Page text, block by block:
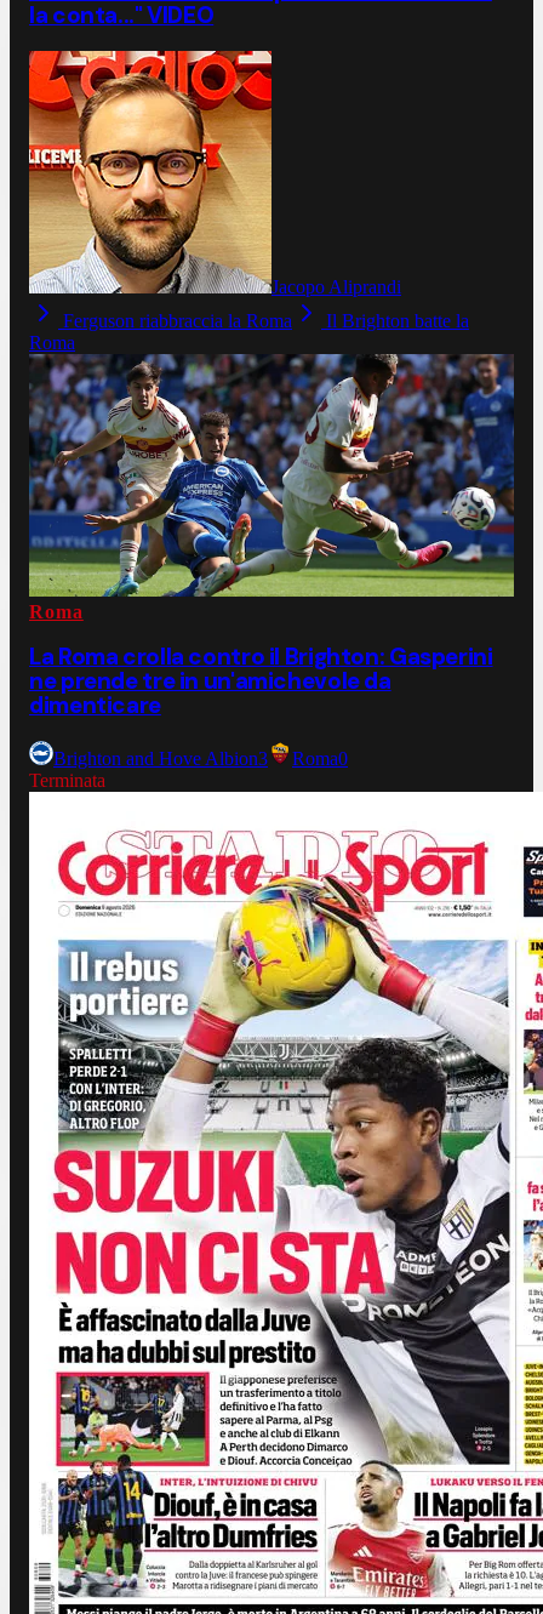
la conta..." VIDEO
Jacopo Aliprandi
Ferguson riabbraccia la Roma
Il Brighton batte la
Roma
Roma
La Roma crolla contro il Brighton: Gasperini
ne prende tre in un'amichevole da
dimenticare
Brighton and Hove Albion3 Roma0
Terminata